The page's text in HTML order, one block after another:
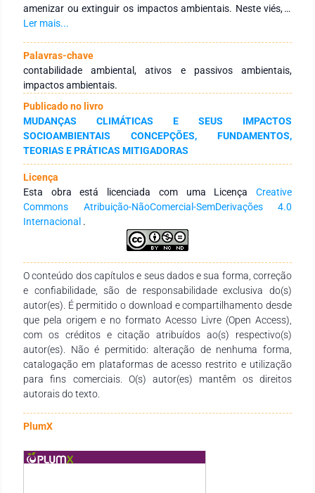
amenizar ou extinguir os impactos ambientais. Neste viés, a
contabilidade ambiental auxilia no controle das organizações,
diretamente o meio ambiente, se está afetando de forma
positiva ou negativa o meio, e quais impactos estão sendo
causados por ela. O objetivou-se conceituar os passivos
ambientais e identificar a aplicação em pequenas e médias
empresas rurais, buscando mitigar impactos socioambientais
em seus empreendimentos. A metodologia utilizada foi
pesquisas bibliográficas descritivas e qualitativa. Com a
leitura de diversos artigos publicados, e que abordam a
mesma temática, com intuito de apresentar um
embasamento teórico e uma fundamentação rica de
conhecimento atrelada a temática, enfatizando a veracidade
das informações, assim como, abrindo espaço para novas
discursões e resultados relevantes ao campo da pesquisa.
Buscando adquirir novos conhecimentos para se entender tal
dos impactos ambientais e danos causados pelo ramo
empresarial. Portanto, os resultados mostraram a relevância
dos passivos ambientais dentro das empresas, e destacam
como pode contribuir para a conservação ambiental.
Ler mais...
Palavras-chave
contabilidade ambiental, ativos e passivos ambientais,
impactos ambientais.
Publicado no livro
MUDANÇAS CLIMÁTICAS E SEUS IMPACTOS
SOCIOAMBIENTAIS CONCEPÇÕES, FUNDAMENTOS,
TEORIAS E PRÁTICAS MITIGADORAS
Licença
Esta obra está licenciada com uma Licença Creative
Commons Atribuição-NãoComercial-SemDerivações 4.0
Internacional .
O conteúdo dos capítulos e seus dados e sua forma, correção
e confiabilidade, são de responsabilidade exclusiva do(s)
autor(es). É permitido o download e compartilhamento desde
que pela origem e no formato Acesso Livre (Open Access),
com os créditos e citação atribuídos ao(s) respectivo(s)
autor(es). Não é permitido: alteração de nenhuma forma,
catalogação em plataformas de acesso restrito e utilização
para fins comerciais. O(s) autor(es) mantêm os direitos
autorais do texto.
PlumX